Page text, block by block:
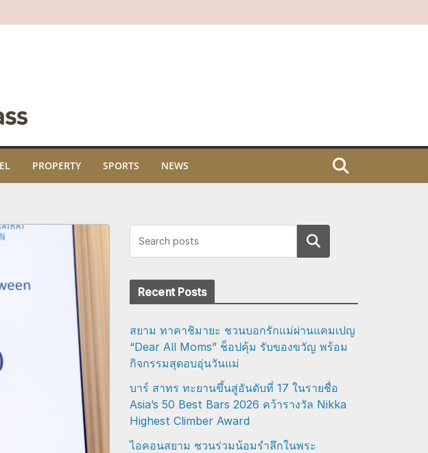
PROPERTY SPORTS NEWS
Search
Recent Posts
สยาม ทาคาชิมายะ ชวนบอกรักแม่ผ่านแคมเปญ
“Dear All Moms” ช็อปคุ้ม รับของขวัญ พร้อม
กิจกรรมสุดอบอุ่นวันแม่
บาร์ สาทร ทะยานขึ้นสู่อันดับที่ 17 ในรายชื่อ
Asia’s 50 Best Bars 2026 คว้ารางวัล Nikka
Highest Climber Award
ไอคอนสยาม ชวนร่วมน้อมรำลึกในพระ